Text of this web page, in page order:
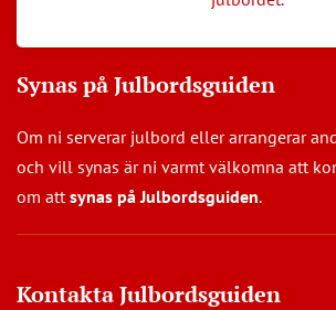
Synas på Julbordsguiden
Om ni serverar julbord eller arrangerar
och vill synas är ni varmt välkomna att
om attsynas på Julbordsguiden.
Kontakta Julbordsguiden